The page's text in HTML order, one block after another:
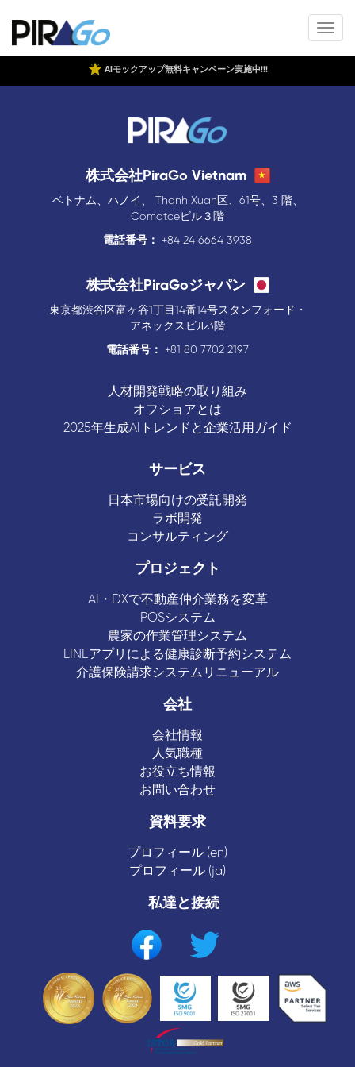
AIモックアップ無料キャンペーン実施中!!!
株式会社PiraGo Vietnam
ベトナム、ハノイ、 Thanh Xuan区、61号、3 階、
Comatceビル３階
電話番号：
+84 24 6664 3938
株式会社PiraGoジャパン
東京都渋谷区富ヶ谷1丁目14番14号スタンフォード・
アネックスビル3階
電話番号：
+81 80 7702 2197
人材開発戦略の取り組み
オフショアとは
2025年生成AIトレンドと企業活用ガイド
サービス
日本市場向けの受託開発
ラボ開発
コンサルティング
プロジェクト
AI・DXで不動産仲介業務を変革
POSシステム
農家の作業管理システム
LINEアプリによる健康診断予約システム
介護保険請求システムリニューアル
会社
会社情報
人気職種
お役立ち情報
お問い合わせ
資料要求
プロフィール (en)
プロフィール (ja)
私達と接続